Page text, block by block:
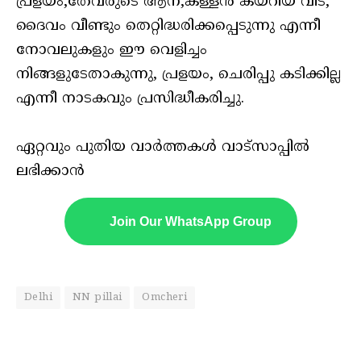
ദൈവം വീണ്ടും തെറ്റിദ്ധരിക്കപ്പെടുന്നു എന്നീ
നോവലുകളും ഈ വെളിച്ചം
നിങ്ങളുടേതാകുന്നു, പ്രളയം, ചെരിപ്പു കടിക്കില്ല
എന്നീ നാടകവും പ്രസിദ്ധീകരിച്ചു.
ഏറ്റവും പുതിയ വാർത്തകൾ വാട്സാപ്പിൽ
ലഭിക്കാൻ
Join Our WhatsApp Group
Delhi NN pillai Omcheri